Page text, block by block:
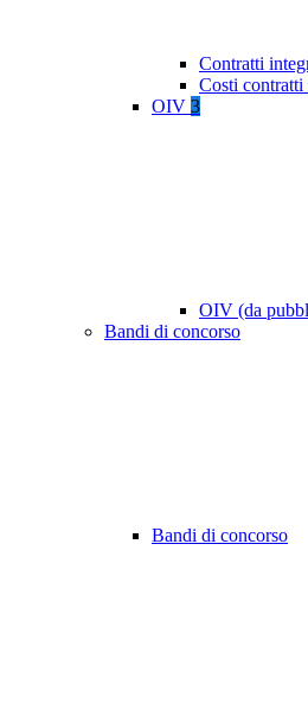
Contratti
Costi
OIV 3
OIV (da
Bandi di concorso
Bandi di concorso